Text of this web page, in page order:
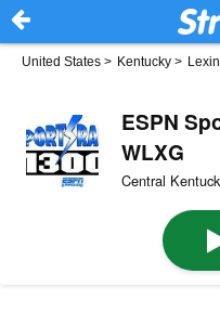
United States > Kentucky >
ESPN
WLXG
Central